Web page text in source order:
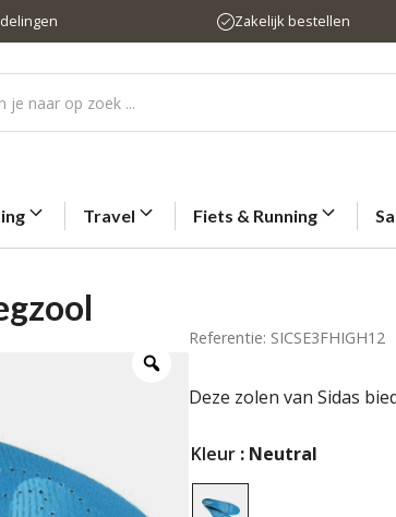
Zakelijk bestellen
Travel Fiets & Running
Referentie: SICSE3FHIGH12
Deze zolen van Sidas
Kleur : Neutral